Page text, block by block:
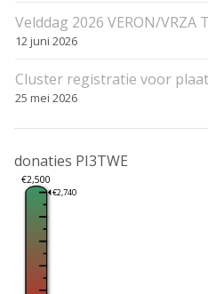
Velddag 2026 VERON/VRZA
12 juni 2026
Cluster registratie voor
25 mei 2026
donaties PI3TWE
€2,500
€2,740